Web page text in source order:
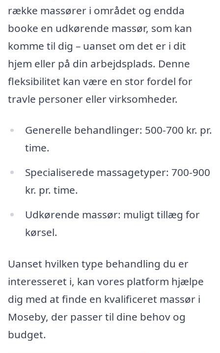
række massører i området og endda
booke en udkørende massør, som kan
komme til dig – uanset om det er i dit
hjem eller på din arbejdsplads. Denne
fleksibilitet kan være en stor fordel for
travle personer eller virksomheder.
Generelle behandlinger: 500-700 kr. pr.
time.
Specialiserede massagetyper: 700-900
kr. pr. time.
Udkørende massør: muligt tillæg for
kørsel.
Uanset hvilken type behandling du er
interesseret i, kan vores platform hjælpe
dig med at finde en kvalificeret massør i
Moseby, der passer til dine behov og
budget.